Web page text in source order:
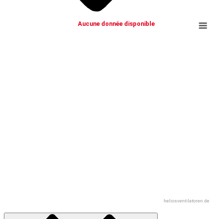
Aucune donnée disponible
heliosventilatoren.de